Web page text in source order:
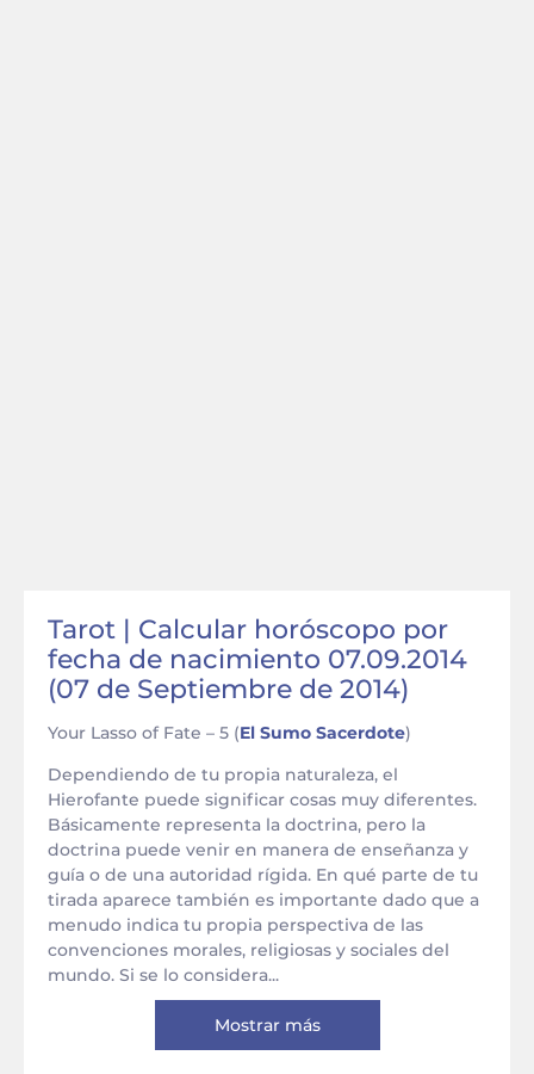
Tarot | Calcular horóscopo por
fecha de nacimiento 07.09.2014
(07 de Septiembre de 2014)
Your Lasso of Fate – 5 (El Sumo Sacerdote)
Dependiendo de tu propia naturaleza, el
Hierofante puede significar cosas muy diferentes.
Básicamente representa la doctrina, pero la
doctrina puede venir en manera de enseñanza y
guía o de una autoridad rígida. En qué parte de tu
tirada aparece también es importante dado que a
menudo indica tu propia perspectiva de las
convenciones morales, religiosas y sociales del
mundo. Si se lo considera...
Mostrar más